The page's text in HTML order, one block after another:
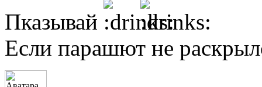
Пказывай
Если парашют не